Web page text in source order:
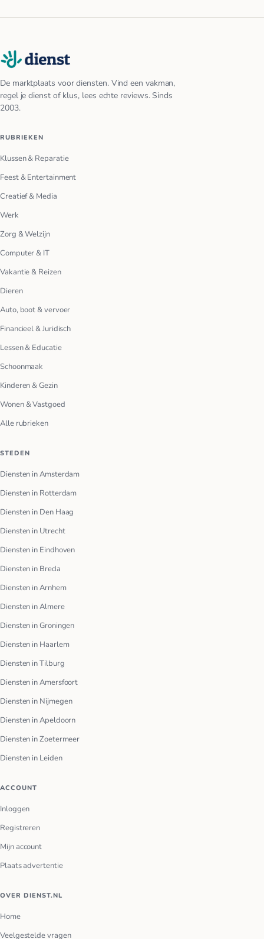
De marktplaats voor diensten. Vind een vakman,
regel je dienst of klus, lees echte reviews. Sinds
2003.
RUBRIEKEN
Klussen & Reparatie
Feest & Entertainment
Creatief & Media
Werk
Zorg & Welzijn
Computer & IT
Vakantie & Reizen
Dieren
Auto, boot & vervoer
Financieel & Juridisch
Lessen & Educatie
Schoonmaak
Kinderen & Gezin
Wonen & Vastgoed
Alle rubrieken
STEDEN
Diensten in Amsterdam
Diensten in Rotterdam
Diensten in Den Haag
Diensten in Utrecht
Diensten in Eindhoven
Diensten in Breda
Diensten in Arnhem
Diensten in Almere
Diensten in Groningen
Diensten in Haarlem
Diensten in Tilburg
Diensten in Amersfoort
Diensten in Nijmegen
Diensten in Apeldoorn
Diensten in Zoetermeer
Diensten in Leiden
ACCOUNT
Inloggen
Registreren
Mijn account
Plaats advertentie
OVER DIENST.NL
Home
Veelgestelde vragen